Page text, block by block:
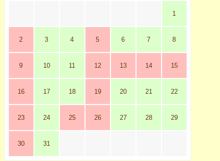
1
2 3 4 5 6 7 8
9 10 11 12 13 14 15
16 17 18 19 20 21 22
23 24 25 26 27 28 29
30 31